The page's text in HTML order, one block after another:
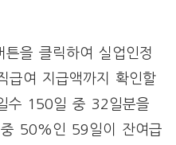
튼을 클릭하여 실업인정
급여 지급액까지 확인할
수 150일 중 32일분을
50%인 59일이 잔여급